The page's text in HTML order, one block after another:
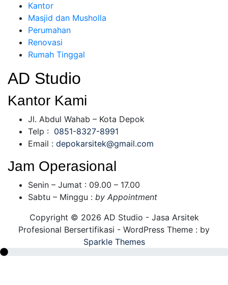
Kantor
Masjid dan Musholla
Perumahan
Renovasi
Rumah Tinggal
AD Studio
Kantor Kami
Jl. Abdul Wahab – Kota Depok
Telp : 0851-8327-8991
Email : depokarsitek@gmail.com
Jam Operasional
Senin – Jumat : 09.00 – 17.00
Sabtu – Minggu : by Appointment
Copyright © 2026 AD Studio - Jasa Arsitek
Profesional Bersertifikasi - WordPress Theme : by
Sparkle Themes